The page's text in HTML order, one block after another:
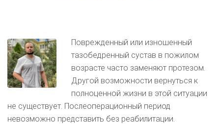
Поврежденный или изношенный
тазобедренный сустав в пожилом
возрасте часто заменяют протезом.
Другой возможности вернуться к
полноценной жизни в этой ситуации
не существует. Послеоперационный период
невозможно представить без реабилитации.